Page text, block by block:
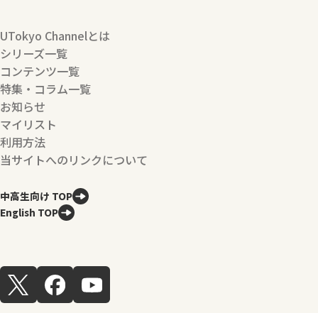
UTokyo Channelとは
シリーズ一覧
コンテンツ一覧
特集・コラム一覧
お知らせ
マイリスト
利用方法
当サイトへのリンクについて
中高生向け TOP
English TOP